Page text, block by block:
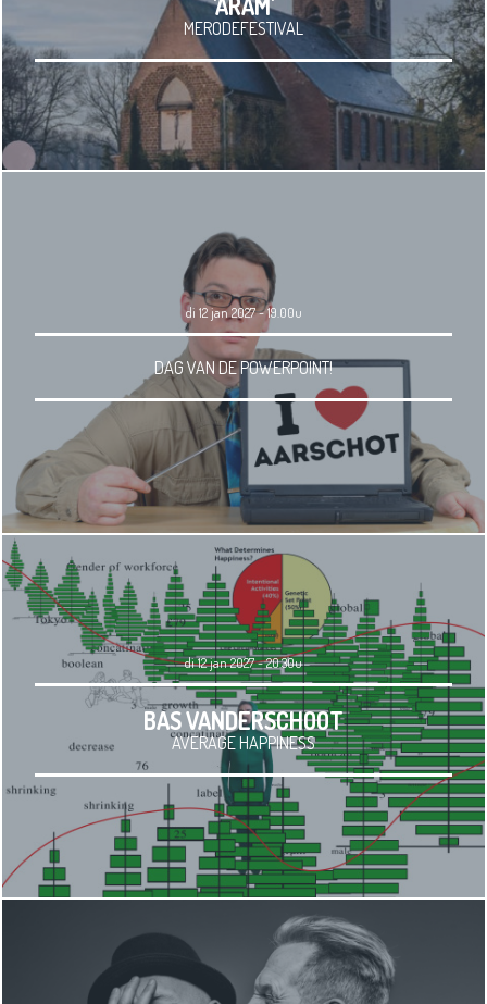
'ARAM'
MERODEFESTIVAL
di 12 jan 2027 - 19.00u
DAG VAN DE POWERPOINT!
di 12 jan 2027 - 20.30u
BAS VANDERSCHOOT
AVERAGE HAPPINESS